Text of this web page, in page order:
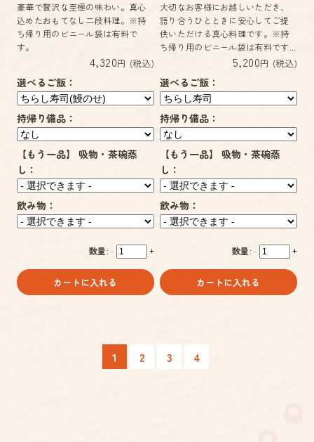
豪華で贅沢な至極の味わい。真心
込めたおもてなし二段料理。※持
ち帰り用のビニール袋は有料で
す。
4,320円 (税込)
選べるご飯：
持帰り備品：
【もう一品】 吸物・茶碗蒸
し：
飲み物：
数量: - +
カートに入れる
大切なお客様にお越しいただき、
語り合うひとときに安心してご提
供いただける真心料理です。※持
ち帰り用のビニール袋は有料です...
5,200円 (税込)
選べるご飯：
持帰り備品：
【もう一品】 吸物・茶碗蒸
し：
飲み物：
数量: - +
カートに入れる
1 2 3 4